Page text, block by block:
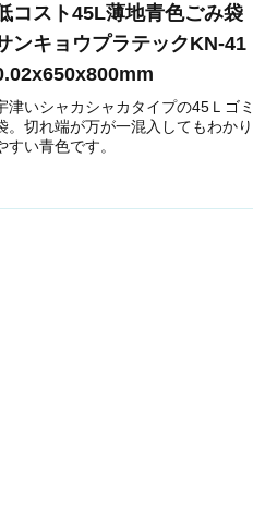
コスト45L薄地青色ごみ袋
ンキョウプラテックKN-41
津いシャカシャカタイプの45Ｌゴミ
。切れ端が万が一混入してもわかり
すい青色です。